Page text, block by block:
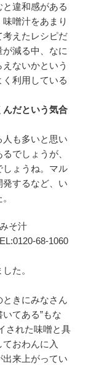
違和感がある
噌汁をあまり
えたレシピだ
減る中、なに
ないかという
利用している
んだという気合
も多いと思い
でしょうが、
ょうね。マル
するなど、い
そ汁
68-1060
た。
きにみなさん
てある”もな
された味噌と具
おわんに入
来上がってい